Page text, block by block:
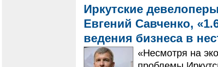
Иркутские
Евгений Савченко,
ведения бизнеса в
«Несмотря на